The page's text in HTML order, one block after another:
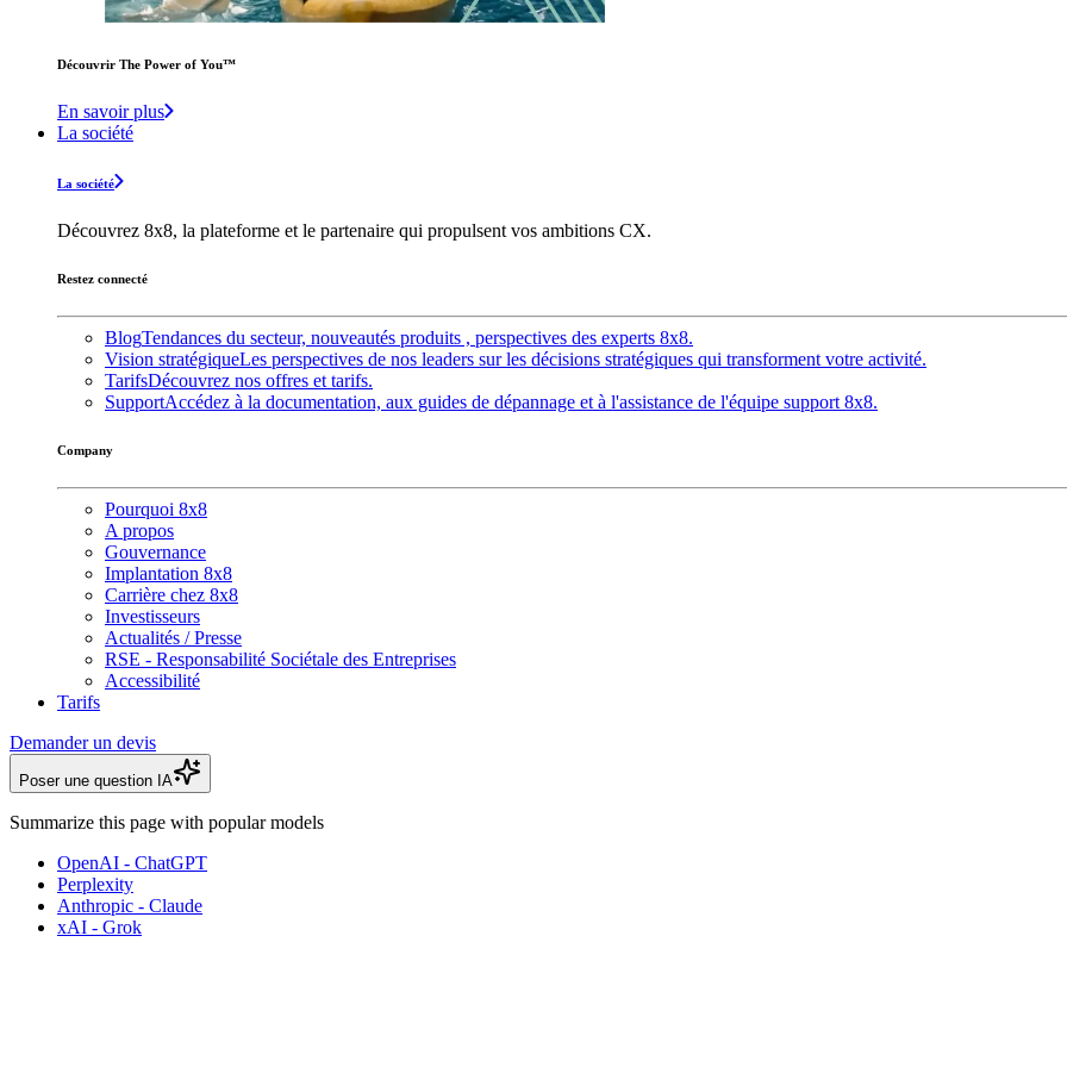
Découvrir The Power of You™️
En savoir plus
La société
La société
Découvrez 8x8, la plateforme et le partenaire qui propulsent vos ambitions CX.
Restez connecté
BlogTendances du secteur, nouveautés produits , perspectives des experts 8x8.
Vision stratégiqueLes perspectives de nos leaders sur les décisions stratégiques qui transforment votre activité.
TarifsDécouvrez nos offres et tarifs.
SupportAccédez à la documentation, aux guides de dépannage et à l'assistance de l'équipe support 8x8.
Company
Pourquoi 8x8
A propos
Gouvernance
Implantation 8x8
Carrière chez 8x8
Investisseurs
Actualités / Presse
RSE - Responsabilité Sociétale des Entreprises
Accessibilité
Tarifs
Demander un devis
Poser une question IA
Summarize this page with popular models
OpenAI - ChatGPT
Perplexity
Anthropic - Claude
xAI - Grok